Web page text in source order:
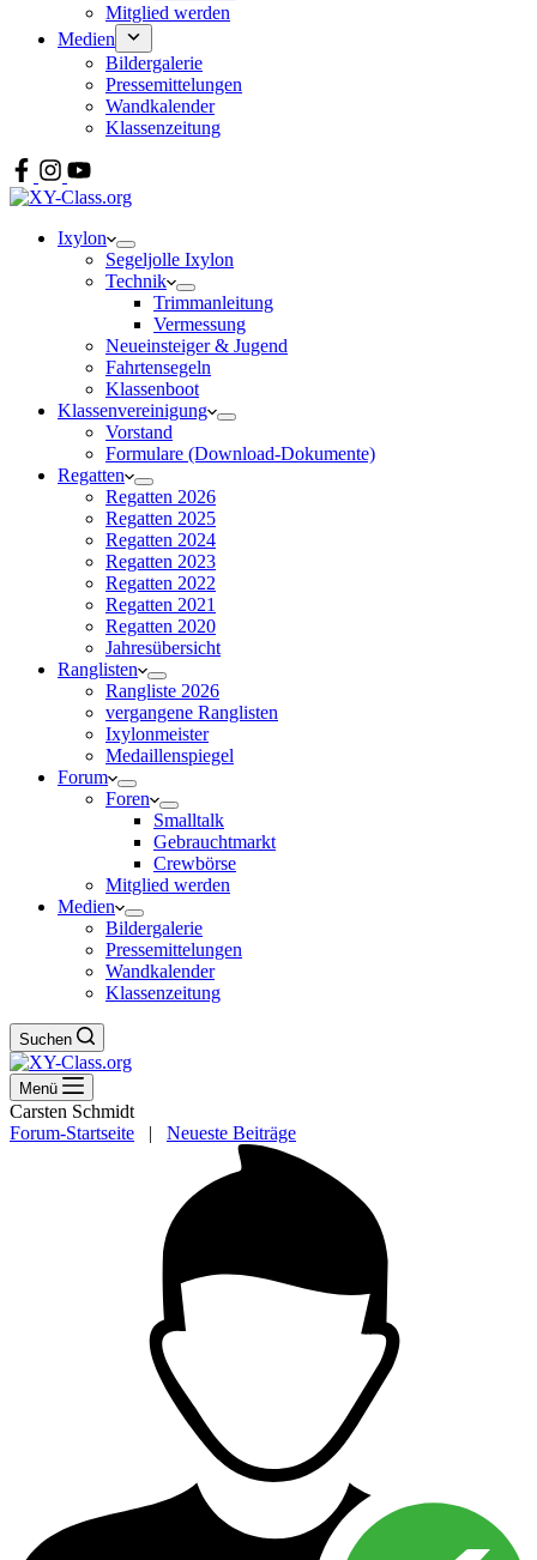
Mitglied werden
Medien
Bildergalerie
Pressemittelungen
Wandkalender
Klassenzeitung
Ixylon
Segeljolle Ixylon
Technik
Trimmanleitung
Vermessung
Neueinsteiger & Jugend
Fahrtensegeln
Klassenboot
Klassenvereinigung
Vorstand
Formulare (Download-Dokumente)
Regatten
Regatten 2026
Regatten 2025
Regatten 2024
Regatten 2023
Regatten 2022
Regatten 2021
Regatten 2020
Jahresübersicht
Ranglisten
Rangliste 2026
vergangene Ranglisten
Ixylonmeister
Medaillenspiegel
Forum
Foren
Smalltalk
Gebrauchtmarkt
Crewbörse
Mitglied werden
Medien
Bildergalerie
Pressemittelungen
Wandkalender
Klassenzeitung
Suchen
Menü
Carsten Schmidt
Forum-Startseite | Neueste Beiträge